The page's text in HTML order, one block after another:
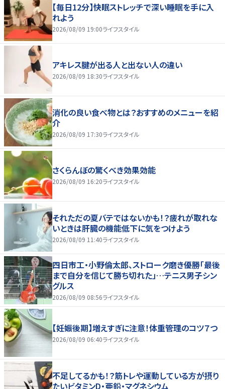
【毎日12分】快眠ストレッチで深い睡眠を手に入
れよう
2026/08/09 19:00ライフスタイル
アキレス腱が出る人と出ない人の違い
2026/08/09 18:30ライフスタイル
消化の良い食べ物とは？おすすめのメニューを紹
介
2026/08/09 17:30ライフスタイル
さくらんぼの驚くべき効果効能
2026/08/09 16:20ライフスタイル
それただの夏バテではないかも！？疲れが取れな
いときは肝臓の機能低下に気をつけよう
2026/08/09 11:40ライフスタイル
四日市工・小野倫太郎、ストローク磨き優勝「最後
まで自分を信じて勝ち切れた」…テニス男子シン
グルス
2026/08/09 08:56ライフスタイル
【妊娠後期】増えすぎに注意！体重管理のコツ７つ
2026/08/09 06:40ライフスタイル
不足してるかも！？筋トレや運動している方が摂り
たいビタミンD・亜鉛・マグネシウム